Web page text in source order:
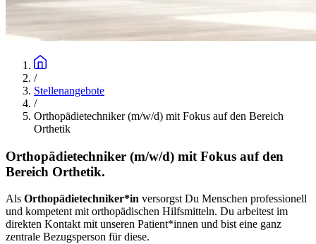
/
Stellenangebote
/
Orthopädietechniker (m/w/d) mit Fokus auf den Bereich
Orthetik
Orthopädietechniker (m/w/d) mit Fokus auf den
Bereich Orthetik.
Als Orthopädietechniker*in versorgst Du Menschen professionell
und kompetent mit orthopädischen Hilfsmitteln. Du arbeitest im
direkten Kontakt mit unseren Patient*innen und bist eine ganz
zentrale Bezugsperson für diese.